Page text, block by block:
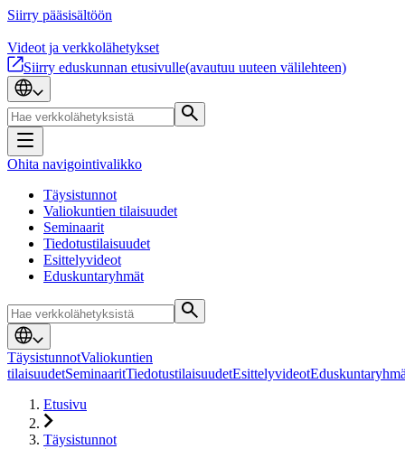
Siirry pääsisältöön
Videot ja verkkolähetykset
Siirry eduskunnan etusivulle(avautuu uuteen välilehteen)
Ohita navigointivalikko
Täysistunnot
Valiokuntien tilaisuudet
Seminaarit
Tiedotustilaisuudet
Esittelyvideot
Eduskuntaryhmät
TäysistunnotValiokuntien
tilaisuudetSeminaaritTiedotustilaisuudetEsittelyvideot
Etusivu
Täysistunnot